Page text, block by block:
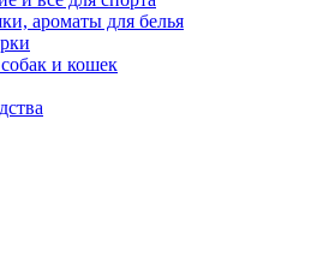
ароматы для белья
и кошек